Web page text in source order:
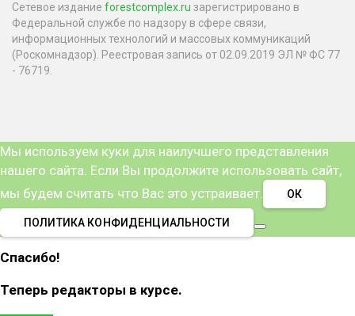
Сетевое издание forestcomplex.ru зарегистрировано в
Федеральной службе по надзору в сфере связи,
информационных технологий и массовых коммуникаций
(Роскомнадзор). Реестровая запись от 02.09.2019 ЭЛ № ФС 77
- 76719.
Мы используем куки для наилучшего представления
нашего сайта. Если Вы продолжите использовать сайт,
мы будем считать что Вас это устраивает.
ОК
ПОЛИТИКА КОНФИДЕНЦИАЛЬНОСТИ
Спасибо!
Теперь редакторы в курсе.